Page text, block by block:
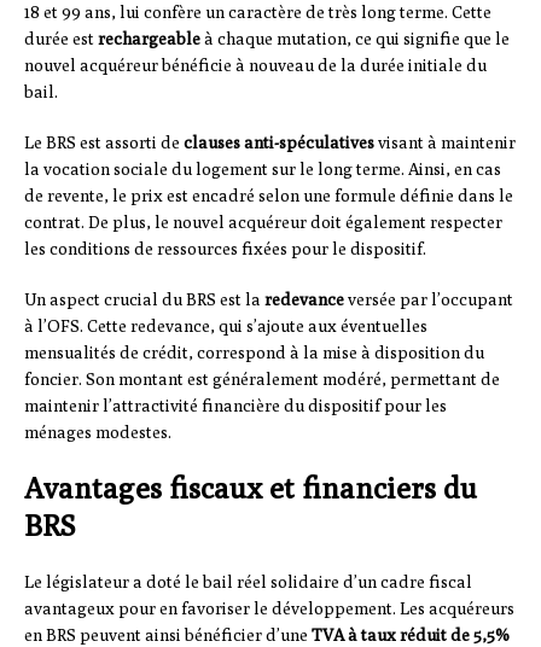
18 et 99 ans, lui confère un caractère de très long terme. Cette
durée estrechargeableà chaque mutation, ce qui signifie que le
nouvel acquéreur bénéficie à nouveau de la durée initiale du
bail.
Le BRS est assorti de clauses anti-spéculativesvisant à maintenir
la vocation sociale du logement sur le long terme. Ainsi, en cas
de revente, le prix est encadré selon une formule définie dans le
contrat. De plus, le nouvel acquéreur doit également respecter
les conditions de ressources fixées pour le dispositif.
Un aspect crucial du BRS est la redevanceversée par l’occupant
à l’OFS. Cette redevance, qui s’ajoute aux éventuelles
mensualités de crédit, correspond à la mise à disposition du
foncier. Son montant est généralement modéré, permettant de
maintenir l’attractivité financière du dispositif pour les
ménages modestes.
Avantages fiscaux et financiers du
BRS
Le législateur a doté le bail réel solidaire d’un cadre fiscal
avantageux pour en favoriser le développement. Les acquéreurs
en BRS peuvent ainsi bénéficier d’une TVA à taux réduit de 5,5%